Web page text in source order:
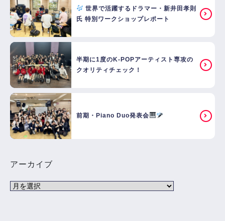
世界で活躍するドラマー・新井田孝則
氏 特別ワークショップレポート
半期に1度のK-POPアーティスト専攻の
クオリティチェック！
前期・Piano Duo発表会
アーカイブ